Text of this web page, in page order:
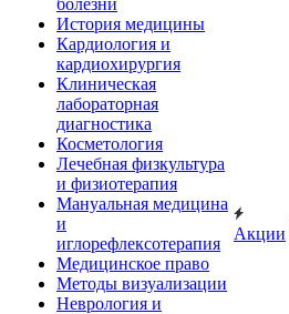
болезни
История медицины
Кардиология и
кардиохирургия
Клиническая
лабораторная
диагностика
Косметология
Лечебная физкультура
и физиотерапия
Мануальная медицина
и
иглорефлексотерапия
Медицинское право
Методы визуализации
Неврология и
Акции